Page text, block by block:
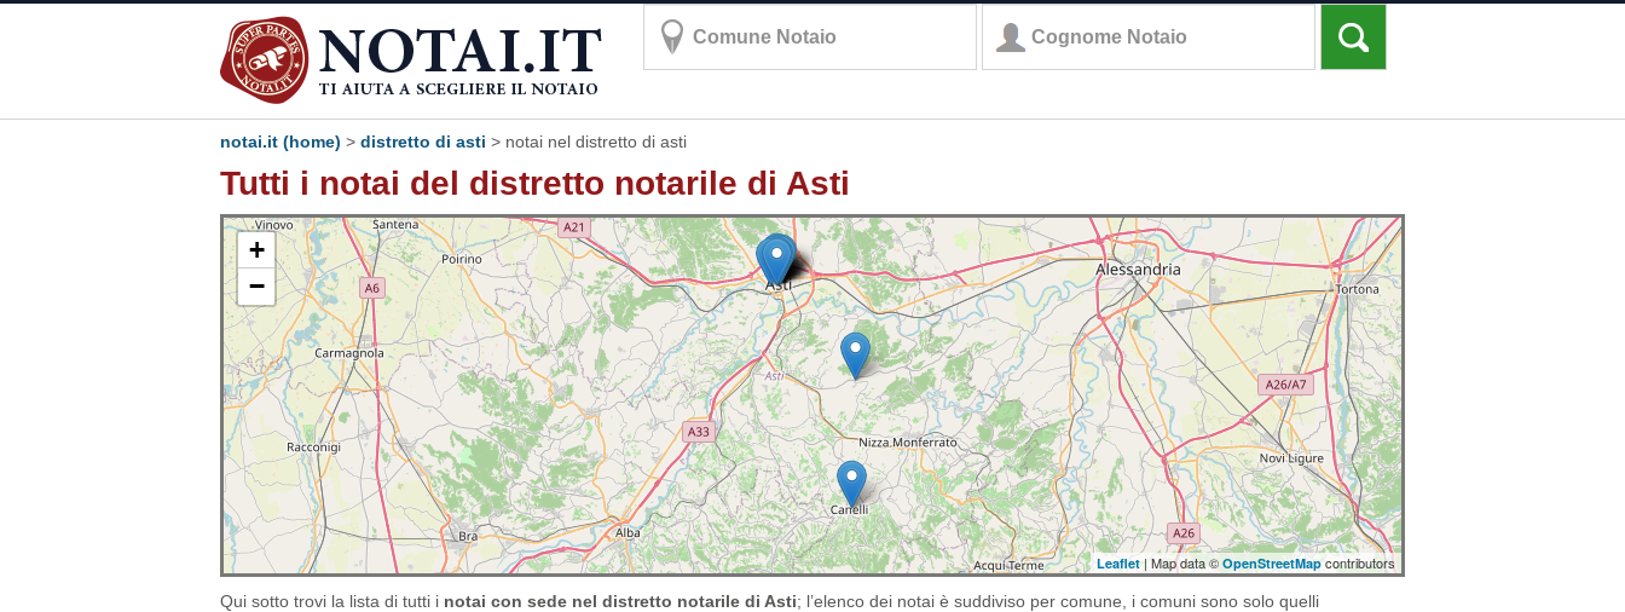
notai.it (home) > distretto di asti > notai nel distretto di asti
Tutti i notai del distretto notarile di Asti
+
−
Leaflet | Map data © OpenStreetMap contributors
Qui sotto trovi la lista di tutti i notai con sede nel distretto notarile di Asti; l’elenco dei notai è suddiviso per comune, i comuni sono solo quelli